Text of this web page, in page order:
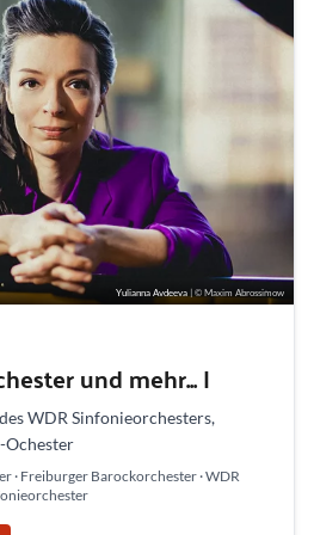
Yulianna Avdeeva | © Maxim Abrossimow
und mehr... I
WDR Sinfonieorchesters,
Ochester
· Freiburger Barockorchester · WDR